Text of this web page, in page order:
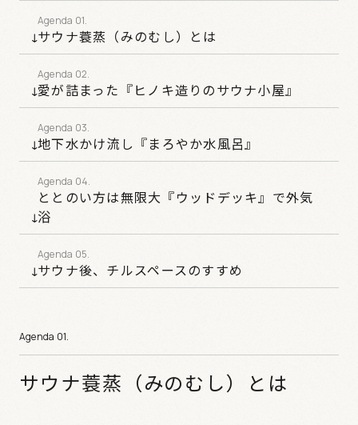
サウナ蓑蒸（みのむし）とは
愛が詰まった『ヒノキ造りのサウナ小屋』
地下水かけ流し『まろやか水風呂』
ととのい方は無限大『ウッドデッキ』で外気
浴
サウナ後、チルスペースのすすめ
サウナ蓑蒸（みのむし）とは